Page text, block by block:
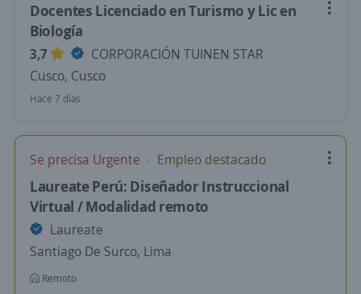
Docentes Licenciado en Turismo y Lic en
Biología
3,7
CORPORACIÓN TUINEN STAR
Cusco, Cusco
Hace 7 días
Se precisa Urgente Empleo destacado
Laureate Perú: Diseñador Instruccional
Virtual / Modalidad remoto
Laureate
Santiago De Surco, Lima
Remoto